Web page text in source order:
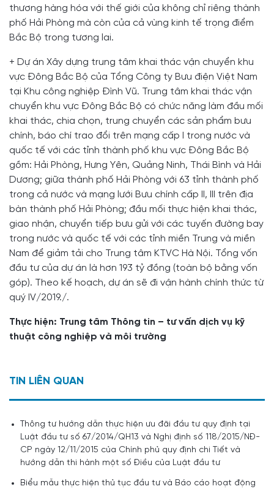
thương hàng hóa với thế giới của không chỉ riêng thành
phố Hải Phòng mà còn của cả vùng kinh tế trọng điểm
Bắc Bộ trong tương lai.
+ Dự án Xây dựng trung tâm khai thác vận chuyển khu
vực Đông Bắc Bộ của Tổng Công ty Bưu điện Việt Nam
tại Khu công nghiệp Đình Vũ. Trung tâm khai thác vận
chuyển khu vực Đông Bắc Bộ có chức năng làm đầu mối
khai thác, chia chọn, trung chuyển các sản phẩm bưu
chính, báo chí trao đổi trên mạng cấp I trong nước và
quốc tế với các tỉnh thành phố khu vực Đông Bắc Bộ
gồm: Hải Phòng, Hưng Yên, Quảng Ninh, Thái Bình và Hải
Dương; giữa thành phố Hải Phòng với 63 tỉnh thành phố
trong cả nước và mạng lưới Bưu chính cấp II, III trên địa
bàn thành phố Hải Phòng; đầu mối thực hiện khai thác,
giao nhận, chuyển tiếp bưu gửi với các tuyến đường bay
trong nước và quốc tế với các tỉnh miền Trung và miền
Nam để giảm tải cho Trung tâm KTVC Hà Nội. Tổng vốn
đầu tư của dự án là hơn 193 tỷ đồng (toàn bộ bằng vốn
góp). Theo kế hoạch, dự án sẽ đi vận hành chính thức từ
quý IV/2019./.
Thực hiện: Trung tâm Thông tin – tư vấn dịch vụ kỹ
thuật công nghiệp và môi trường
TIN LIÊN QUAN
Thông tư hướng dẫn thực hiện ưu đãi đầu tư quy định tại
Luật đầu tư số 67/2014/QH13 và Nghị định số 118/2015/NĐ-
CP ngày 12/11/2015 của Chính phủ quy định chi Tiết và
hướng dẫn thi hành một số Điều của Luật đầu tư
Biểu mẫu thực hiện thủ tục đầu tư và Báo cáo hoạt động